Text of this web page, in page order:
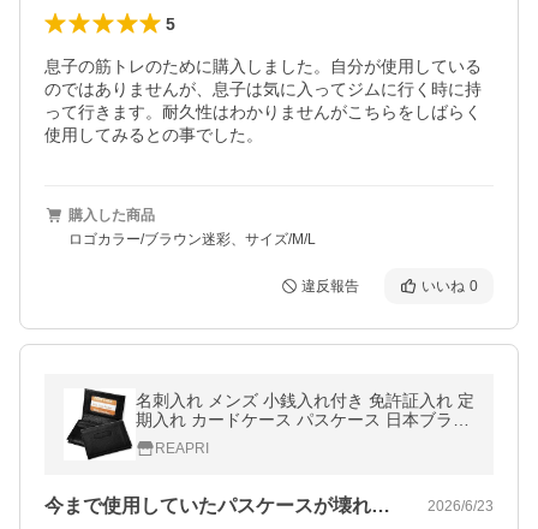
5
息子の筋トレのために購入しました。自分が使用している
のではありませんが、息子は気に入ってジムに行く時に持
って行きます。耐久性はわかりませんがこちらをしばらく
使用してみるとの事でした。
購入した商品
ロゴカラー/ブラウン迷彩、サイズ/M/L
違反報告 いいね 0
名刺入れ メンズ 小銭入れ付き 免許証入れ 定
期入れ カードケース パスケース 日本ブラン
ド 本革 二つ折り(ブラック)
REAPRI
今まで使用していたパスケースが壊れてし… 2026/6/23